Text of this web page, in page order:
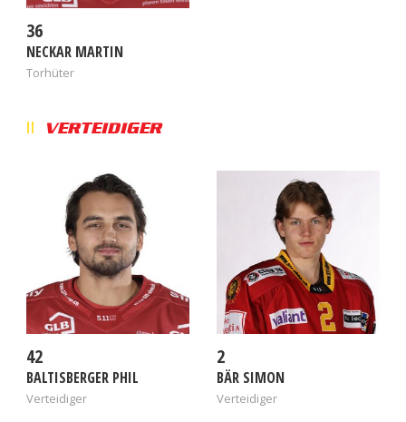
36
NECKAR MARTIN
Torhüter
VERTEIDIGER
42
BALTISBERGER PHIL
Verteidiger
2
BÄR SIMON
Verteidiger